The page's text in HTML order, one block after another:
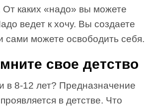
От каких «надо» вы можете
ведет к хочу. Вы создаете
сами можете освободить себя.
свое детство
в 8-12 лет? Предназначение
в детстве. Что